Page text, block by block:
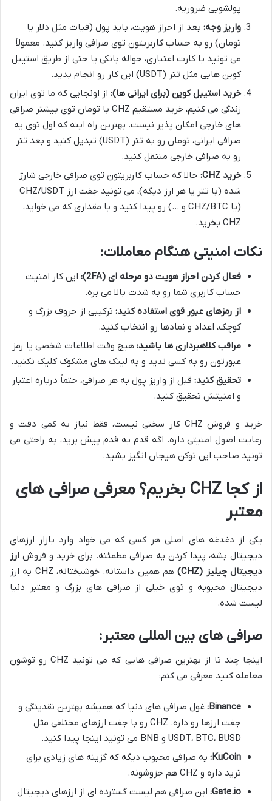
پولشویی ضروریه.
واریز وجه: بعد از احراز هویت، باید پول (فیات مثل دلار یا
تومان) رو به حساب کاربریتون توی صرافی واریز کنید. معمولاً
می تونید با کارت اعتباری، حواله بانکی یا حتی از طریق استیبل
کوین هایی مثل تتر (USDT) این کار رو انجام بدید.
خرید استیبل کوین (برای ایرانی ها): از اونجایی که ما توی ایران
زندگی می کنیم، خرید مستقیم CHZ با تومان توی بیشتر صرافی
های خارجی امکان پذیر نیست. بهترین راه اینه که اول توی یه
صرافی ایرانی، تومان رو به تتر (USDT) تبدیل کنید و بعد تتر
رو به صرافی خارجی منتقل کنید.
خرید CHZ:
حالا که حساب کاربریتون توی صرافی خارجی شارژ
شده (با تتر یا هر ارز دیگه)، می تونید جفت ارز CHZ/USDT
(یا CHZ/BTC و …) رو پیدا کنید و با مقداری که می خواید،
CHZ بخرید.
نکات امنیتی هنگام معاملات:
فعال کردن احراز هویت دو مرحله ای (2FA):
این کار امنیت
حساب کاربری شما رو به شدت بالا می بره.
از رمزهای عبور قوی استفاده کنید: ترکیبی از حروف بزرگ و
کوچک، اعداد و نمادها رو انتخاب کنید.
مراقب کلاهبرداری ها باشید: هیچ وقت اطلاعات شخصی یا رمز
عبورتون رو به کسی ندید و به لینک های مشکوک کلیک نکنید.
تحقیق کنید: قبل از واریز پول به هر صرافی، حتماً درباره اعتبار
و امنیتش تحقیق کنید.
خرید و فروش CHZ کار سختی نیست، فقط نیاز به کمی دقت و
رعایت اصول امنیتی داره. اگه قدم به قدم پیش برید، به راحتی می
تونید صاحب این توکن هیجان انگیز بشید.
از کجا CHZ بخریم؟ معرفی صرافی های
معتبر
یکی از دغدغه های اصلی هر کسی که می خواد وارد بازار ارزهای
دیجیتال بشه، پیدا کردن یه صرافی مطمئنه. برای خرید و فروش ارز
دیجیتال چیلیز (CHZ)
هم همین داستانه. خوشبختانه، CHZ یه ارز
دیجیتال محبوبه و توی خیلی از صرافی های بزرگ و معتبر دنیا
لیست شده.
صرافی های بین المللی معتبر:
اینجا چند تا از بهترین صرافی هایی که می تونید CHZ رو توشون
معامله کنید معرفی می کنم:
Binance: غول صرافی های دنیا که همیشه بهترین نقدینگی و
جفت ارزها رو داره. CHZ رو با جفت ارزهای مختلفی مثل
USDT، BTC، BUSD و BNB می تونید اینجا پیدا کنید.
KuCoin: یه صرافی محبوب دیگه که گزینه های زیادی برای
ترید داره و CHZ هم جزوشونه.
Gate.io: این صرافی هم لیست گسترده ای از ارزهای دیجیتال